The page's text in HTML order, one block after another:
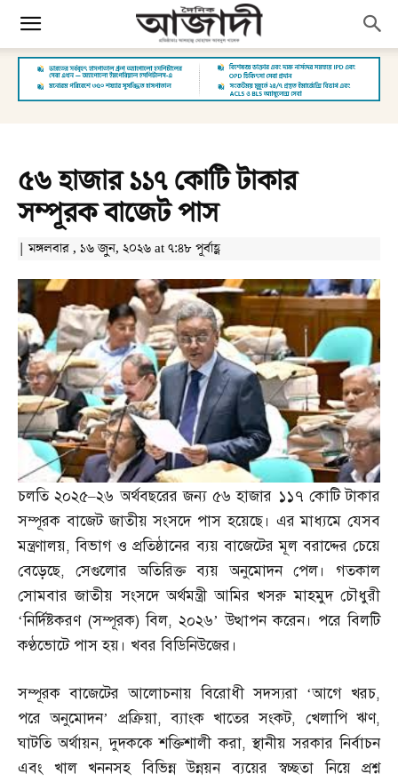
৫৬ হাজার ১১৭ কোটি টাকার
সম্পূরক বাজেট পাস
| মঙ্গলবার , ১৬ জুন, ২০২৬ at ৭:৪৮ পূর্বাহ্ণ
চলতি ২০২৫–২৬ অর্থবছরের জন্য ৫৬ হাজার ১১৭ কোটি টাকার
সম্পূরক বাজেট জাতীয় সংসদে পাস হয়েছে। এর মাধ্যমে যেসব
মন্ত্রণালয়,বিভাগ ও প্রতিষ্ঠানের ব্যয় বাজেটের মূল বরাদ্দের চেয়ে
বেড়েছে, সেগুলোর অতিরিক্ত ব্যয় অনুমোদন পেল। গতকাল
সোমবার জাতীয় সংসদে অর্থমন্ত্রী আমির খসরু মাহমুদ চৌধুরী
‘নির্দিষ্টকরণ (সম্পূরক)বিল,২০২৬’ উত্থাপন করেন। পরে বিলটি
কণ্ঠভোটে পাস হয়। খবর বিডিনিউজের।
সম্পূরক বাজেটের আলোচনায় বিরোধী সদস্যরা ‘আগে খরচ,
পরে অনুমোদন’ প্রক্রিয়া,ব্যাংক খাতের সংকট, খেলাপি ঋণ,
ঘাটতি অর্থায়ন,দুদককে শক্তিশালী করা,স্থানীয় সরকার নির্বাচন
এবং খাল খননসহ বিভিন্ন উন্নয়ন ব্যয়ের স্বচ্ছতা নিয়ে প্রশ্ন